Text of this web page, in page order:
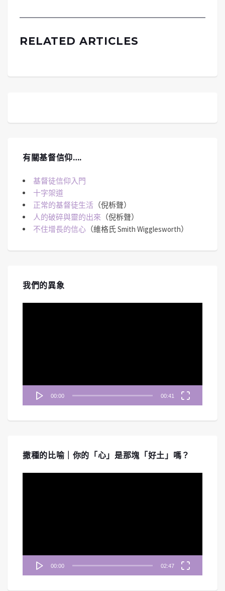
RELATED ARTICLES
有關基督信仰….
基督徒信仰入門
十字架道
正常的基督徒生活 （倪柝聲）
人的破碎與靈的出來 （倪柝聲）
不住增長的信心 （維格氏 Smith Wigglesworth）
我們的異象
00:00 00:41
撒種的比喻｜你的「心」是那塊「好土」嗎？
00:00 02:47